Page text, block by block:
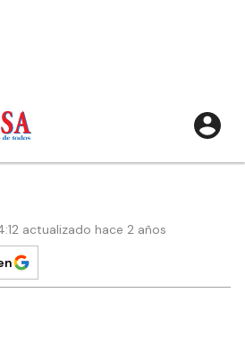
actualizado hace 2 años